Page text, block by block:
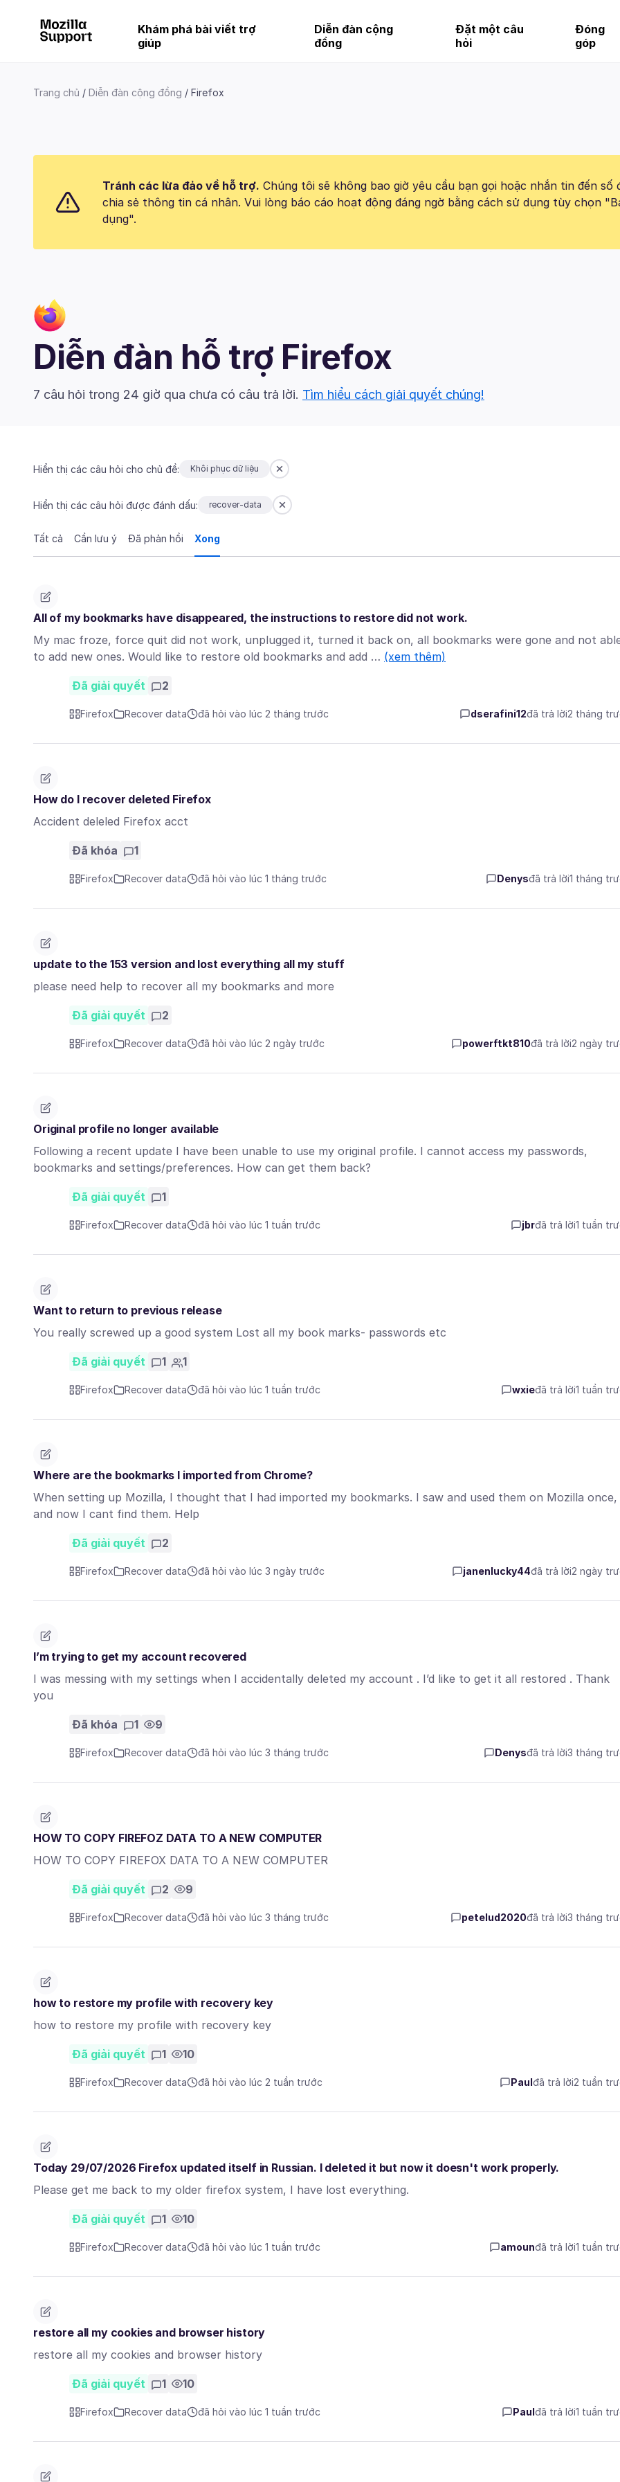
Khám phá bài viết trợ
giúp
Diễn đàn cộng
đồng
Đặt một câu
hỏi
Đóng
góp
Trang chủ Diễn đàn cộng đồng Firefox
Tránh các lừa đảo về hỗ trợ. Chúng tôi sẽ không bao giờ yêu cầu bạn gọi hoặc nhắn tin đến số
chia sẻ thông tin cá nhân. Vui lòng báo cáo hoạt động đáng ngờ bằng cách sử dụng tùy chọn
dụng".
Diễn đàn hỗ trợ Firefox
7 câu hỏi trong 24 giờ qua chưa có câu trả lời. Tìm hiểu cách giải quyết chúng!
Hiển thị các câu hỏi cho chủ đề: Khôi phục dữ liệu
Hiển thị các câu hỏi được đánh dấu: recover-data
Tất cả Cần lưu ý Đã phản hồi Xong
All of my bookmarks have disappeared, the instructions to restore did not work.
My mac froze, force quit did not work, unplugged it, turned it back on, all bookmarks were gone and not
to add new ones. Would like to restore old bookmarks and add … (xem thêm)
Đã giải quyết 2
Firefox Recover data đã hỏi vào lúc 2 tháng trước dserafini12đã trả lời2 tháng
How do I recover deleted Firefox
Accident deleled Firefox acct
Đã khóa 1
Firefox Recover data đã hỏi vào lúc 1 tháng trước Denysđã trả lời1 tháng
update to the 153 version and lost everything all my stuff
please need help to recover all my bookmarks and more
Đã giải quyết 2
Firefox Recover data đã hỏi vào lúc 2 ngày trước powerftkt810đã trả lời2 ngày
Original profile no longer available
Following a recent update I have been unable to use my original profile. I cannot access my passwords,
bookmarks and settings/preferences. How can get them back?
Đã giải quyết 1
Firefox Recover data đã hỏi vào lúc 1 tuần trước jbrđã trả lời1 tuần
Want to return to previous release
You really screwed up a good system Lost all my book marks- passwords etc
Đã giải quyết 1 1
Firefox Recover data đã hỏi vào lúc 1 tuần trước wxieđã trả lời1 tuần
Where are the bookmarks I imported from Chrome?
When setting up Mozilla, I thought that I had imported my bookmarks. I saw and used them on Mozilla once,
and now I cant find them. Help
Đã giải quyết 2
Firefox Recover data đã hỏi vào lúc 3 ngày trước janenlucky44đã trả lời2 ngày
I’m trying to get my account recovered
I was messing with my settings when I accidentally deleted my account . I’d like to get it all restored . Thank
you
Đã khóa 1 9
Firefox Recover data đã hỏi vào lúc 3 tháng trước Denysđã trả lời3 tháng
HOW TO COPY FIREFOZ DATA TO A NEW COMPUTER
HOW TO COPY FIREFOX DATA TO A NEW COMPUTER
Đã giải quyết 2 9
Firefox Recover data đã hỏi vào lúc 3 tháng trước petelud2020đã trả lời3 tháng
how to restore my profile with recovery key
how to restore my profile with recovery key
Đã giải quyết 1 10
Firefox Recover data đã hỏi vào lúc 2 tuần trước Paulđã trả lời2 tuần
Today 29/07/2026 Firefox updated itself in Russian. I deleted it but now it doesn't work properly.
Please get me back to my older firefox system, I have lost everything.
Đã giải quyết 1 10
Firefox Recover data đã hỏi vào lúc 1 tuần trước amounđã trả lời1 tuần
restore all my cookies and browser history
restore all my cookies and browser history
Đã giải quyết 1 10
Firefox Recover data đã hỏi vào lúc 1 tuần trước Paulđã trả lời1 tuần